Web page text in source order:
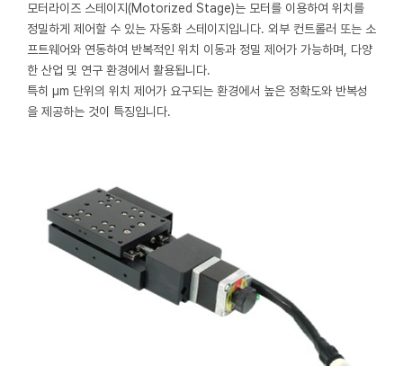
모터라이즈 스테이지(Motorized Stage)는 모터를 이용하여 위치를
정밀하게 제어할 수 있는 자동화 스테이지입니다. 외부 컨트롤러 또는 소
프트웨어와 연동하여 반복적인 위치 이동과 정밀 제어가 가능하며, 다양
한 산업 및 연구 환경에서 활용됩니다.
특히 µm 단위의 위치 제어가 요구되는 환경에서 높은 정확도와 반복성
을 제공하는 것이 특징입니다.